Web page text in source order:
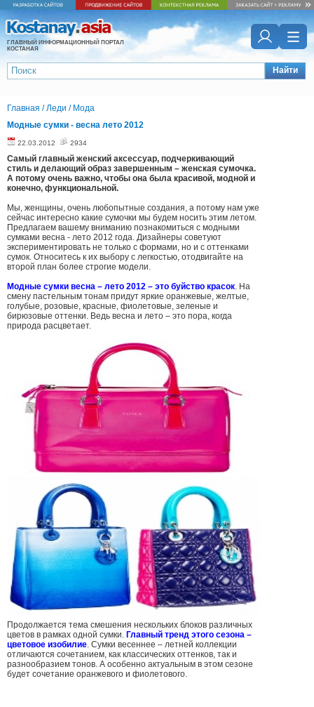
ГЛАВНЫЙ ИНФОРМАЦИОННЫЙ ПОРТАЛ
КОСТАНАЯ
Найти
Главная /Леди / Мода
Модные сумки - весна лето 2012
22.03.2012 2934
Самый главный женский аксессуар, подчеркивающий
стиль и делающий образ завершенным – женская сумочка.
А потому очень важно, чтобы она была красивой, модной и
конечно, функциональной.
Мы, женщины, очень любопытные создания, а потому нам уже
сейчас интересно какие сумочки мы будем носить этим летом.
Предлагаем вашему вниманию познакомиться с модными
сумками весна - лето 2012 года. Дизайнеры советуют
экспериментировать не только с формами, но и с оттенками
сумок. Относитесь к их выбору с легкостью, отодвигайте на
второй план более строгие модели.
Модные сумки весна – лето 2012 – это буйство красок. На
смену пастельным тонам придут яркие оранжевые, желтые,
голубые, розовые, красные, фиолетовые, зеленые и
бирюзовые оттенки. Ведь весна и лето – это пора, когда
природа расцветает.
Продолжается тема смешения нескольких блоков различных
цветов в рамках одной сумки. Главный тренд этого сезона –
цветовое изобилие. Сумки весеннее – летней коллекции
отличаются сочетанием, как классических оттенков, так и
разнообразием тонов. А особенно актуальным в этом сезоне
будет сочетание оранжевого и фиолетового.